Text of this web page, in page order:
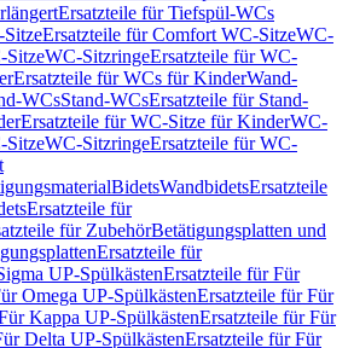
Ersatzteile für Tiefspül-WCs
Ersatzteile für Comfort WC-SitzeWC-
SitzeWC-SitzringeErsatzteile für WC-
Ersatzteile für WCs für KinderWand-
WCsStand-WCsErsatzteile für Stand-
Ersatzteile für WC-Sitze für KinderWC-
SitzeWC-SitzringeErsatzteile für WC-
BidetsWandbidetsErsatzteile
Ersatzteile für
für ZubehörBetätigungsplatten und
Ersatzteile für
UP-SpülkästenErsatzteile für Für
Omega UP-SpülkästenErsatzteile für Für
Kappa UP-SpülkästenErsatzteile für Für
Delta UP-SpülkästenErsatzteile für Für